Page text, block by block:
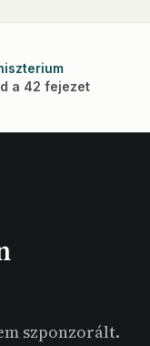
a 42 fejezet
szponzorált.